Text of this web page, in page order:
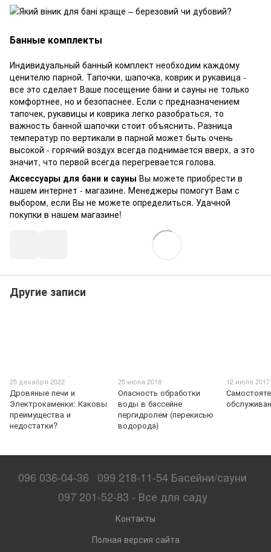
Банные комплекты
Индивидуальный банный комплект необходим каждому
ценителю парной. Тапочки, шапочка, коврик и рукавица -
все это сделает Ваше посещение бани и сауны не только
комфортнее, но и безопаснее. Если с предназначением
тапочек, рукавицы и коврика легко разобраться, то
важность банной шапочки стоит объяснить. Разница
температур по вертикали в парной может быть очень
высокой - горячий воздух всегда поднимается вверх, а это
значит, что первой всегда перегревается голова.
Аксессуары для бани и сауны Вы можете приобрести в
нашем интернет - магазине. Менеджеры помогут Вам с
выбором, если Вы не можете определиться. Удачной
покупки в нашем магазине!
Другие записи
25 декабря 2022
Дровяные печи и
Электрокаменки: Каковы
преимущества и
недостатки?
25 июля 2018
Опасность обработки
воды в бассейне
пергидролем (перекисью
водорода)
12 июля 2017
096 036-04-36
099 218-11-54 Басейни/сауни
097 201-52-83 - Все для саду
Контакты
Полная версия сайта